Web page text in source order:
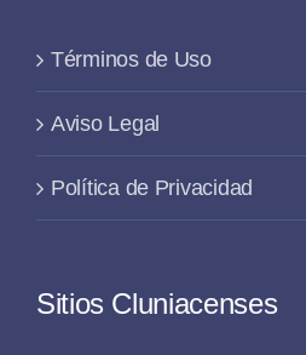
Términos de Uso
Aviso Legal
Política de Privacidad
Sitios Cluniacenses